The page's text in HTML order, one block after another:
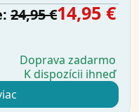
24,95 €14,95 €
Doprava zadarmo
K dispozícii ihneď